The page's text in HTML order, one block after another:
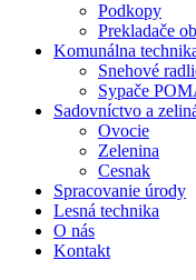
Podkopy
Prekladače
Komunálna
Snehové
Sypače
Sadovníctvo a
Ovocie
Zelenina
Cesnak
Spracovanie úrody
Lesná technika
O nás
Kontakt